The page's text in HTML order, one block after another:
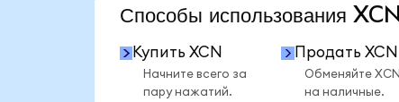
Способы использования
Купить XCN
Начните всего за
пару нажатий.
Продать XCN
Обменяйте XCN
на наличные.